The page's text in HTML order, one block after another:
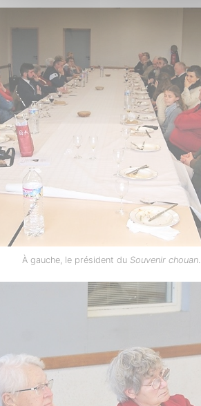
À gauche, le président du Souvenir chouan